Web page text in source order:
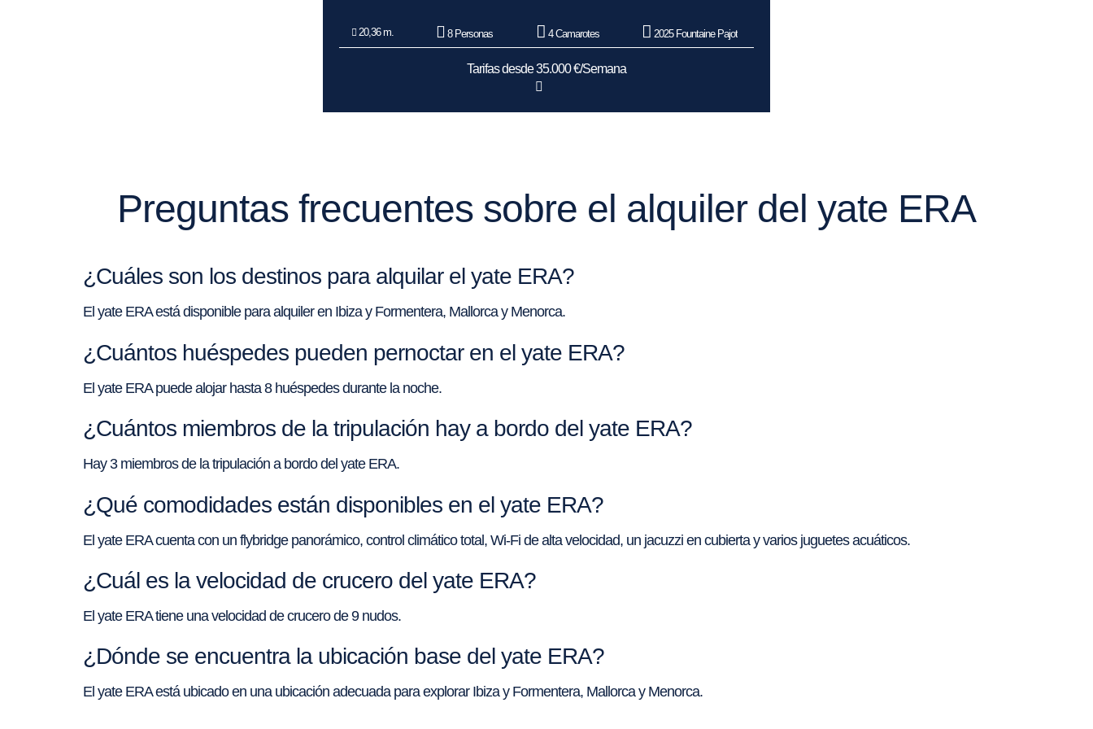
20,36 m. 8 Personas 4 Camarotes 2025 Fountaine Pajot
Tarifas desde 35.000 €/Semana
Preguntas frecuentes sobre el alquiler del yate ERA
¿Cuáles son los destinos para alquilar el yate ERA?
El yate ERA está disponible para alquiler en Ibiza y Formentera, Mallorca y Menorca.
¿Cuántos huéspedes pueden pernoctar en el yate ERA?
El yate ERA puede alojar hasta 8 huéspedes durante la noche.
¿Cuántos miembros de la tripulación hay a bordo del yate ERA?
Hay 3 miembros de la tripulación a bordo del yate ERA.
¿Qué comodidades están disponibles en el yate ERA?
El yate ERA cuenta con un flybridge panorámico, control climático total, Wi-Fi de alta velocidad, un jacuzzi en cubierta y varios juguetes acuáticos.
¿Cuál es la velocidad de crucero del yate ERA?
El yate ERA tiene una velocidad de crucero de 9 nudos.
¿Dónde se encuentra la ubicación base del yate ERA?
El yate ERA está ubicado en una ubicación adecuada para explorar Ibiza y Formentera, Mallorca y Menorca.